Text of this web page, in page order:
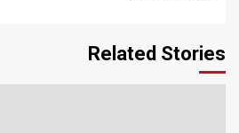
Related Stories